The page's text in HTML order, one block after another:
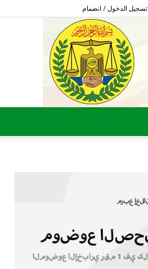
تسجيل الدخول / انضمام